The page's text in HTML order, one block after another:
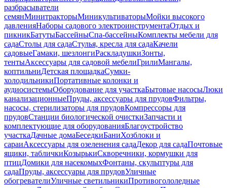
разбрасыватели
семянМинитракторыМиникультиваторыМойки высокого
давленияНаборы садового электроинструментаОтдых и
пикникБатутыБассейныСпа-бассейныКомплекты мебели для
садаСтолы для садаСтулья, кресла для садаКачели
садовыеГамаки, шезлонгиРаскладушкиЗонты,
тентыАксессуары для садовой мебелиГрилиМангалы,
коптильниДетская площадкаСумки-
холодильникиПортативные колонки и
аудиосистемыОборудование для участкаБытовые насосыЛюки
канализационныеПруды, аксессуары для прудовФильтры,
насосы, стерилизаторы для прудовКомпрессоры для
прудовСтанции биологической очисткиЗапчасти и
комплектующие для оборудованияБлагоустройство
участкаДачные домаБеседкиБаниХозблоки и
сараиАксессуары для озеленения садаДекор для садаПочтовые
ящики, табличкиКозырькиСкворечники, кормушки для
птицДомики для насекомыхФонтаны, скульптуры для
садаПруды, аксессуары для прудовУличные
обогревателиУличные светильникиПротивогололедные